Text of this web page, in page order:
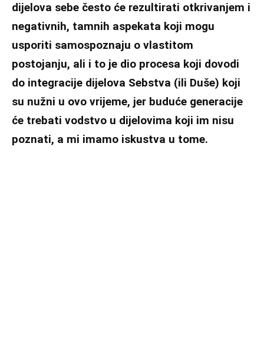
dijelova sebe često će rezultirati otkrivanjem i
negativnih, tamnih aspekata koji mogu
usporiti samospoznaju o vlastitom
postojanju, ali i to je dio procesa koji dovodi
do integracije dijelova Sebstva (ili Duše) koji
su nužni u ovo vrijeme, jer buduće generacije
će trebati vodstvo u dijelovima koji im nisu
poznati, a mi imamo iskustva u tome.